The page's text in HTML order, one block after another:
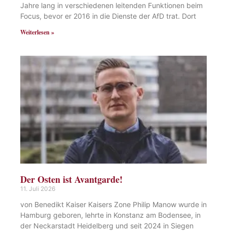
Jahre lang in verschiedenen leitenden Funktionen beim
Focus, bevor er 2016 in die Dienste der AfD trat. Dort
Weiterlesen »
Der Osten ist Avantgarde!
11. Juli 2026
von Benedikt Kaiser Kaisers Zone Philip Manow wurde in
Hamburg geboren, lehrte in Konstanz am Bodensee, in
der Neckarstadt Heidelberg und seit 2024 in Siegen